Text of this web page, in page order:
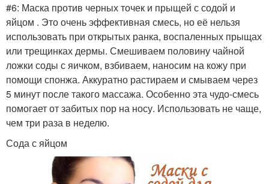
#6: Маска против черных точек и прыщей с содой и
яйцом . Это очень эффективная смесь, но её нельзя
использовать при открытых ранка, воспаленных прыщах
или трещинках дермы. Смешиваем половину чайной
ложки соды с яичком, взбиваем, наносим на кожу при
помощи спонжа. Аккуратно растираем и смываем через
5 минут после такого массажа. Особенно эта чудо-смесь
помогает от забитых пор на носу. Использовать не чаще,
чем три раза в неделю.
Сода с яйцом